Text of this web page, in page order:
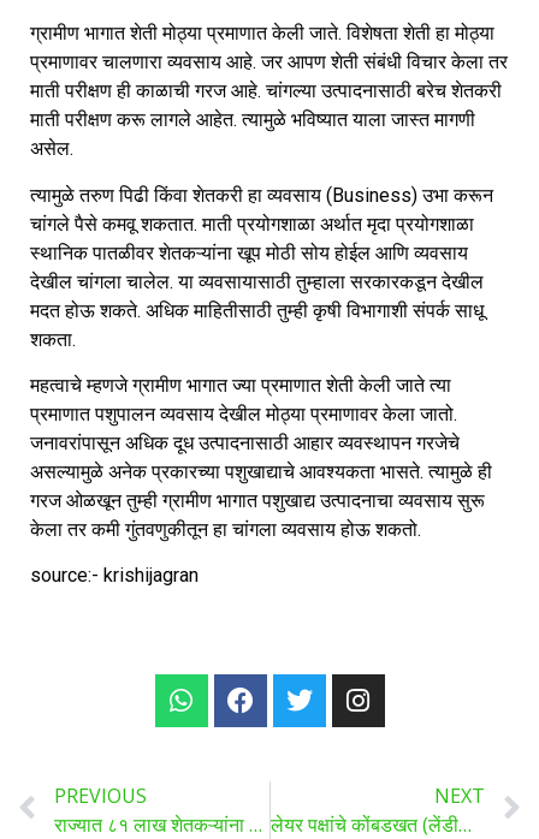
ग्रामीण भागात शेती मोठ्या प्रमाणात केली जाते. विशेषता शेती हा मोठ्या
प्रमाणावर चालणारा व्यवसाय आहे. जर आपण शेती संबंधी विचार केला तर
माती परीक्षण ही काळाची गरज आहे. चांगल्या उत्पादनासाठी बरेच शेतकरी
माती परीक्षण करू लागले आहेत. त्यामुळे भविष्यात याला जास्त मागणी
असेल.
त्यामुळे तरुण पिढी किंवा शेतकरी हा व्यवसाय (Business) उभा करून
चांगले पैसे कमवू शकतात. माती प्रयोगशाळा अर्थात मृदा प्रयोगशाळा
स्थानिक पातळीवर शेतकऱ्यांना खूप मोठी सोय होईल आणि व्यवसाय
देखील चांगला चालेल. या व्यवसायासाठी तुम्हाला सरकारकडून देखील
मदत होऊ शकते. अधिक माहितीसाठी तुम्ही कृषी विभागाशी संपर्क साधू
शकता.
महत्वाचे म्हणजे ग्रामीण भागात ज्या प्रमाणात शेती केली जाते त्या
प्रमाणात पशुपालन व्यवसाय देखील मोठ्या प्रमाणावर केला जातो.
जनावरांपासून अधिक दूध उत्पादनासाठी आहार व्यवस्थापन गरजेचे
असल्यामुळे अनेक प्रकारच्या पशुखाद्याचे आवश्यकता भासते. त्यामुळे ही
गरज ओळखून तुम्ही ग्रामीण भागात पशुखाद्य उत्पादनाचा व्यवसाय सुरू
केला तर कमी गुंतवणुकीतून हा चांगला व्यवसाय होऊ शकतो.
source:- krishijagran
PREVIOUS
राज्यात ८१ लाख शेतकऱ्यांना मे महिन्यात मिळणार ₹४,००० वाचा सविस्तर …
NEXT
लेयर पक्षांचे कोंबडखत (लेंडीखत) विकणे आहे .